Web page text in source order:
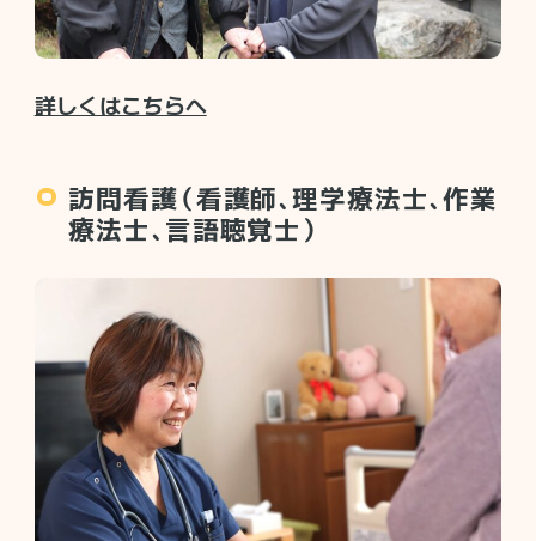
詳しくはこちらへ
訪問看護（看護師、理学療法士、作業
療法士、言語聴覚士）